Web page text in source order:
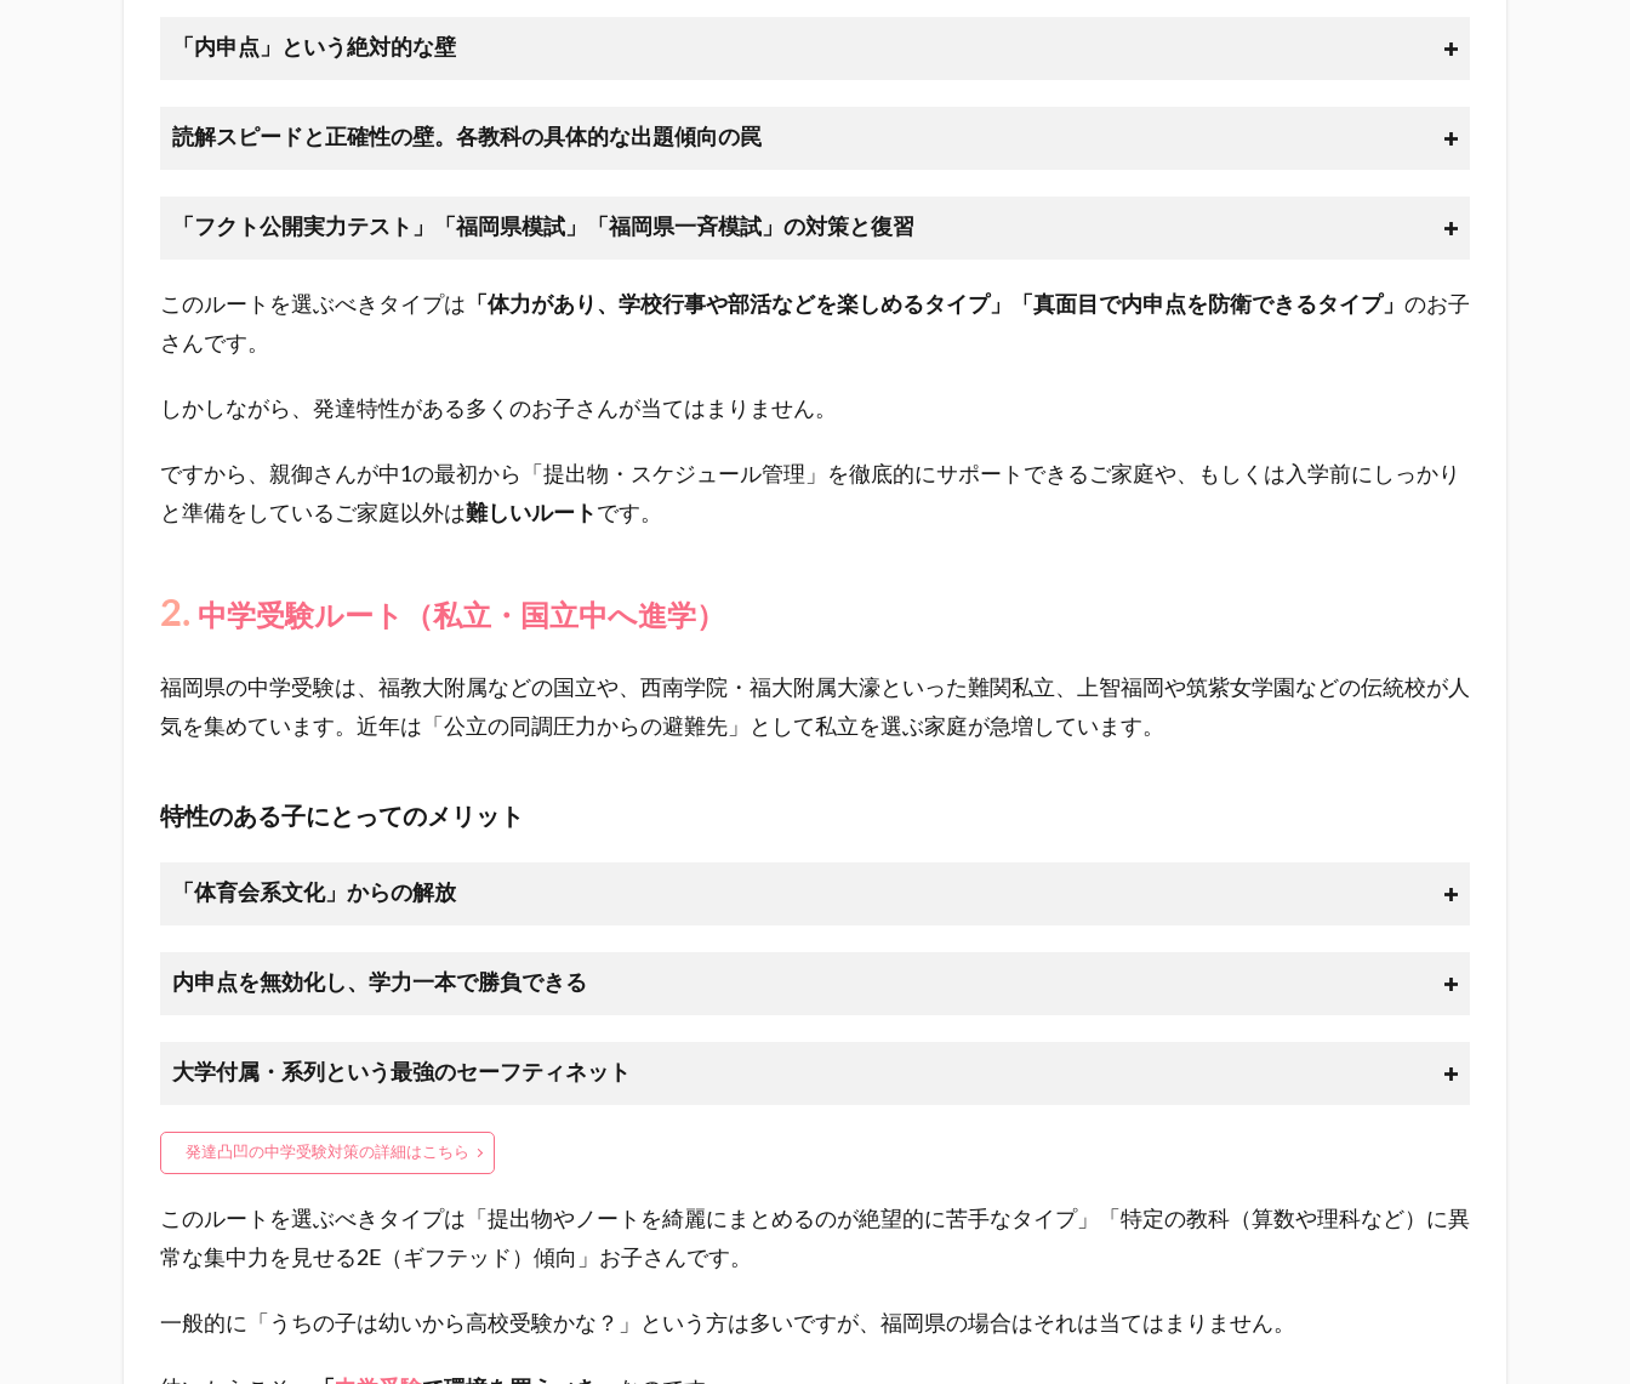
「内申点」という絶対的な壁
読解スピードと正確性の壁。各教科の具体的な出題傾向の罠
「フクト公開実力テスト」「福岡県模試」「福岡県一斉模試」の対策と復習
このルートを選ぶべきタイプは 「体力があり、学校行事や部活などを楽しめるタイプ」「真面目で内申点を防衛できるタイプ」 のお子
さんです。
しかしながら、発達特性がある多くのお子さんが当てはまりません。
ですから、親御さんが中1の最初から「提出物・スケジュール管理」を徹底的にサポートできるご家庭や、もしくは入学前にしっかり
と準備をしているご家庭以外は難しいルート です。
2. 中学受験ルート（私立・国立中へ進学）
福岡県の中学受験は、福教大附属などの国立や、西南学院・福大附属大濠といった難関私立、上智福岡や筑紫女学園などの伝統校が人
気を集めています。近年は「公立の同調圧力からの避難先」として私立を選ぶ家庭が急増しています。
特性のある子にとってのメリット
「体育会系文化」からの解放
内申点を無効化し、学力一本で勝負できる
大学付属・系列という最強のセーフティネット
発達凸凹の中学受験対策の詳細はこちら
このルートを選ぶべきタイプは「提出物やノートを綺麗にまとめるのが絶望的に苦手なタイプ」「特定の教科（算数や理科など）に異
常な集中力を見せる2E（ギフテッド）傾向」お子さんです。
一般的に「うちの子は幼いから高校受験かな？」という方は多いですが、福岡県の場合はそれは当てはまりません。